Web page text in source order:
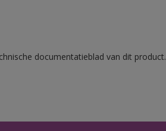
documentatieblad van dit product.